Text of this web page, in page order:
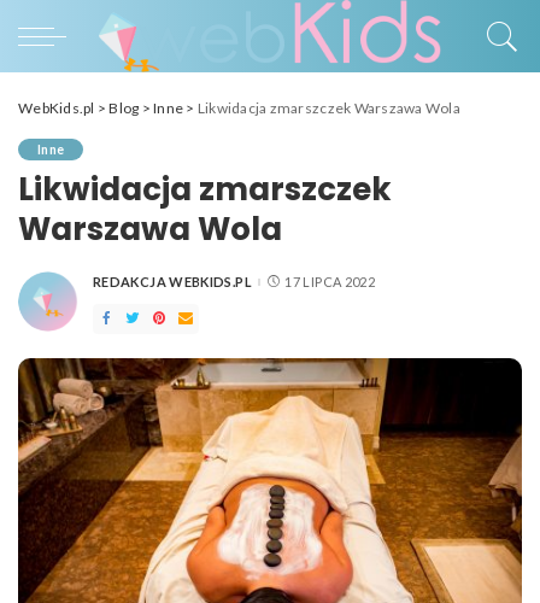
WebKids.pl >Blog >Inne > Likwidacja zmarszczek Warszawa Wola
Inne
Likwidacja zmarszczek
Warszawa Wola
POSTED
REDAKCJA WEBKIDS.PL 17 LIPCA 2022